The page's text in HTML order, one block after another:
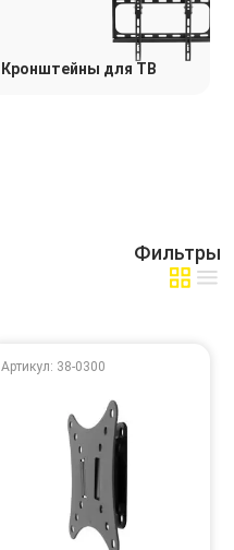
Кронштейны для ТВ
Фильтры
Артикул: 38-0300